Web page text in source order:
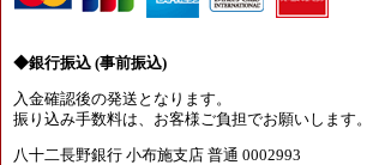
◆銀行振込 (事前振込)
入金確認後の発送となります。
振り込み手数料は、お客様ご負担でお願いします。
八十二長野銀行 小布施支店 普通 0002993